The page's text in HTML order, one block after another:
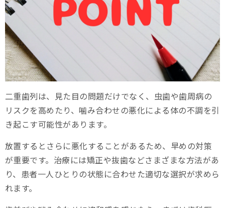
二重歯列は、見た目の問題だけでなく、虫歯や歯周病の
リスクを高めたり、噛み合わせの悪化による体の不調を引
き起こす可能性があります。
放置するとさらに悪化することがあるため、早めの対策
が重要です。治療には矯正や抜歯などさまざまな方法があ
り、患者一人ひとりの状態に合わせた適切な選択が求めら
れます。